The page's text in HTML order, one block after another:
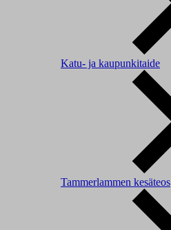
Katu- ja kaupunkitaide
Tammerlammen kesäteos